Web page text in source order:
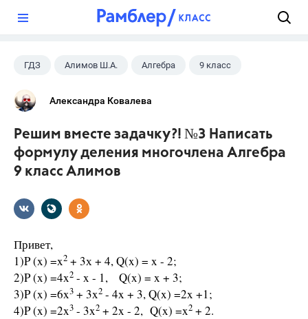
ГДЗ Алимов Ш.А. Алгебра 9 класс
Александра Ковалева
Решим вместе задачку?! №3 Написать
формулу деления многочлена Алгебра
9 класс Алимов
Привет,
1)P (x) =x2 + 3х + 4, Q(x) = x - 2;
2)P (x) =4x2 - x - 1, Q(x) = x + 3;
3)P (x) =6x3 + 3x2 - 4x + 3, Q(x) =2x +1;
4)P (x) =2x3 - 3x2 + 2x - 2, Q(x) =x2 + 2.